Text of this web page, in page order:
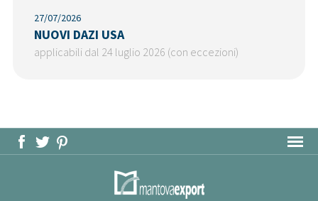
27/07/2026
NUOVI DAZI USA
applicabili dal 24 luglio 2026 (con eccezioni)